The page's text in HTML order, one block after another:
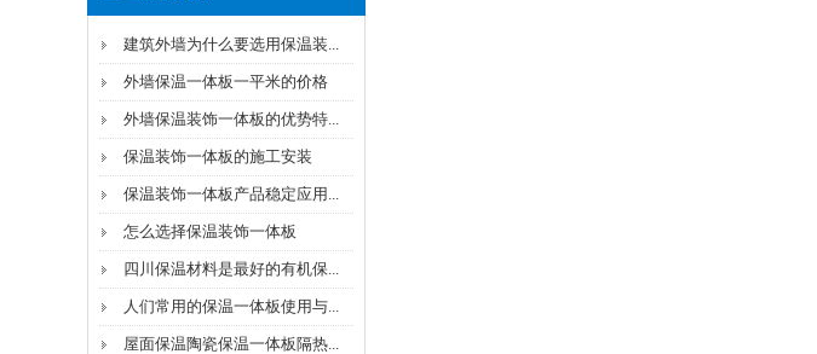
建筑外墙为什么要选用保温装...
外墙保温一体板一平米的价格
外墙保温装饰一体板的优势特...
保温装饰一体板的施工安装
保温装饰一体板产品稳定应用...
怎么选择保温装饰一体板
四川保温材料是最好的有机保...
人们常用的保温一体板使用与...
屋面保温陶瓷保温一体板隔热...